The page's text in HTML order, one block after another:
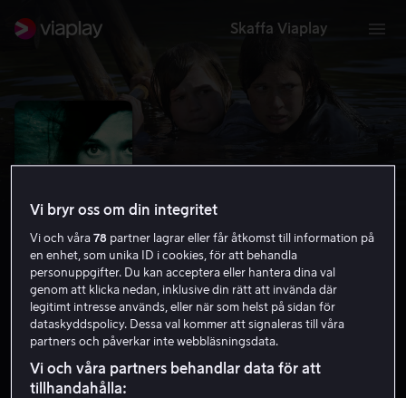
Skaffa Viaplay
The Depth
HD
Vi bryr oss om din integritet
Vi och våra78 partner lagrar eller får åtkomst till information på
en enhet, som unika ID i cookies, för att behandla
personuppgifter. Du kan acceptera eller hantera dina val
genom att klicka nedan, inklusive din rätt att invända där
legitimt intresse används, eller när som helst på sidan för
dataskyddspolicy. Dessa val kommer att signaleras till våra
partners och påverkar inte webbläsningsdata.
Vi och våra partners behandlar data för att
tillhandahålla: